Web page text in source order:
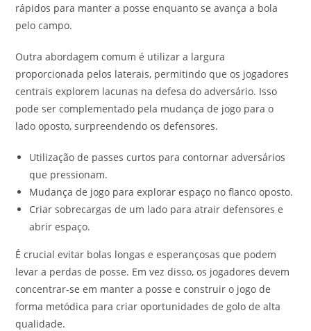
rápidos para manter a posse enquanto se avança a bola
pelo campo.
Outra abordagem comum é utilizar a largura
proporcionada pelos laterais, permitindo que os jogadores
centrais explorem lacunas na defesa do adversário. Isso
pode ser complementado pela mudança de jogo para o
lado oposto, surpreendendo os defensores.
Utilização de passes curtos para contornar adversários
que pressionam.
Mudança de jogo para explorar espaço no flanco oposto.
Criar sobrecargas de um lado para atrair defensores e
abrir espaço.
É crucial evitar bolas longas e esperançosas que podem
levar a perdas de posse. Em vez disso, os jogadores devem
concentrar-se em manter a posse e construir o jogo de
forma metódica para criar oportunidades de golo de alta
qualidade.